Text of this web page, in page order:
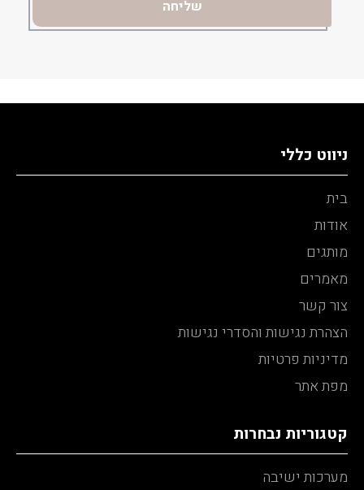
ניווט כללי
בית
אודות
מותגים
מאמרים
צור קשר
הצהרת נגישות והסדרי נגישות
מדיניות פרטיות
מפת אתר
קטגוריות נבחרות
מערכות ישיבה